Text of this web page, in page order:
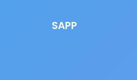
SAPP